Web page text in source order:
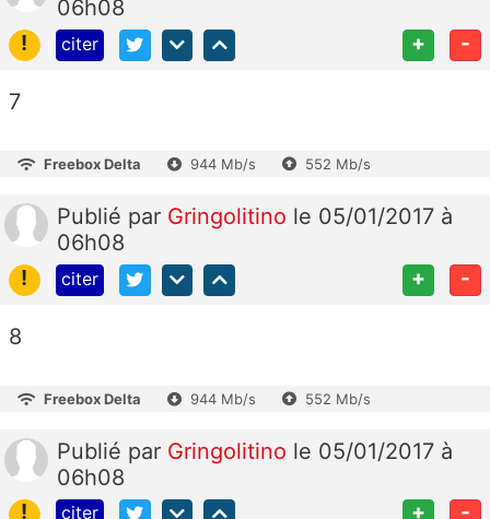
06h08
!
citer + -
7
Freebox Delta 944 Mb/s 552 Mb/s
Publié par Gringolitino le 05/01/2017 à
06h08
!
citer + -
8
Freebox Delta 944 Mb/s 552 Mb/s
Publié par Gringolitino le 05/01/2017 à
06h08
!
citer + -